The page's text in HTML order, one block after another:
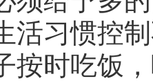
活习惯控
按时吃饭